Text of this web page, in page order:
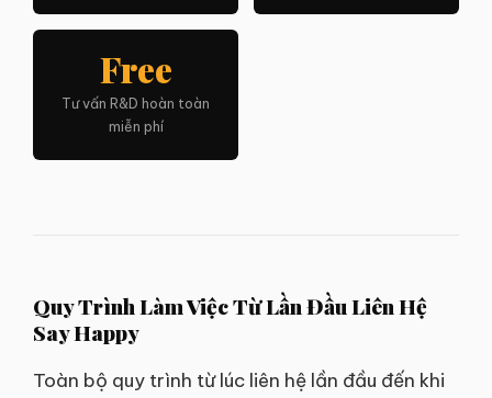
Free
Tư vấn R&D hoàn toàn
miễn phí
Quy Trình Làm Việc Từ Lần Đầu Liên Hệ
Say Happy
Toàn bộ quy trình từ lúc liên hệ lần đầu đến khi